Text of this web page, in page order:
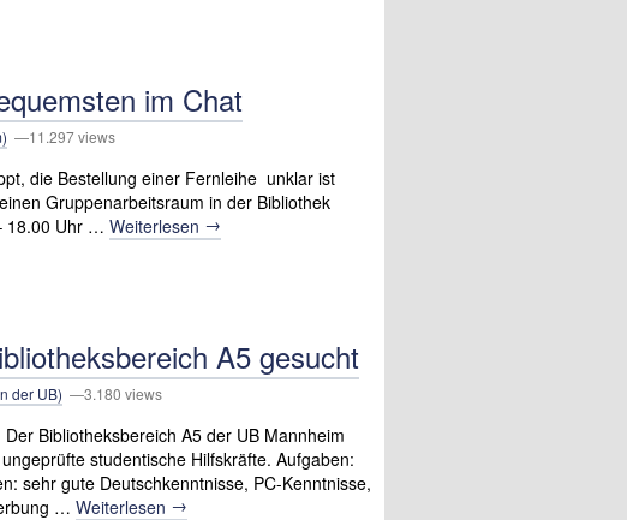
im Chat
—11.297 views
die Bestellung einer Fernleihe unklar ist
Gruppenarbeitsraum in der Bibliothek
18.00 Uhr …Weiterlesen →
A5 gesucht
der UB) —3.180 views
Bibliotheksbereich A5 der UB Mannheim
studentische Hilfskräfte. Aufgaben:
sehr gute Deutschkenntnisse, PC-Kenntnisse,
…Weiterlesen →